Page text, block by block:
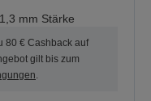
mm Stärke
80 € Cashback auf
gilt bis zum
.